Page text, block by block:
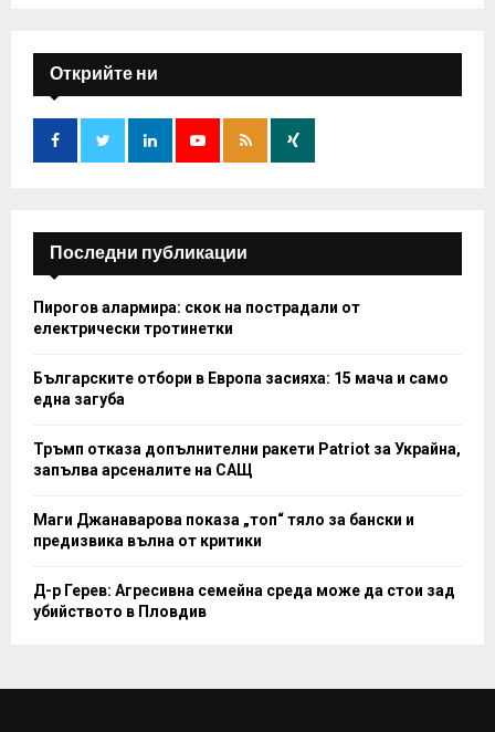
f
o
:
E
A
H
Открийте ни
Последни публикации
Пирогов алармира: скок на пострадали от
електрически тротинетки
Българските отбори в Европа засияха: 15 мача и само
една загуба
Тръмп отказа допълнителни ракети Patriot за Украйна,
запълва арсеналите на САЩ
Маги Джанаварова показа „топ“ тяло за бански и
предизвика вълна от критики
Д-р Герев: Агресивна семейна среда може да стои зад
убийството в Пловдив